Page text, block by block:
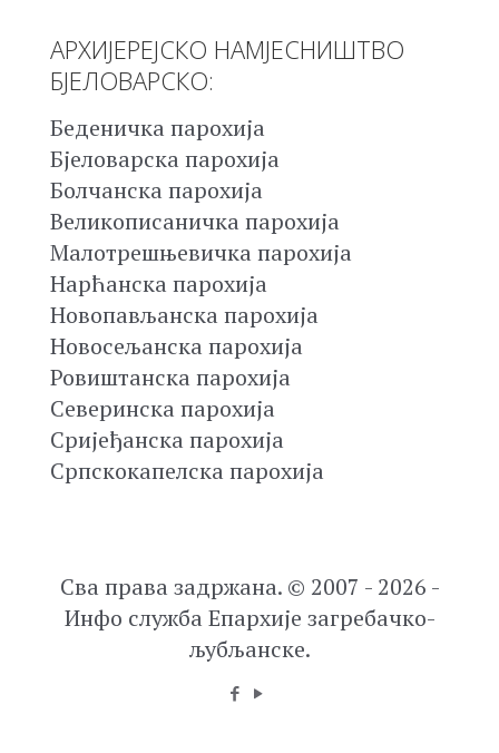
АРХИЈЕРЕЈСКО НАМЈЕСНИШТВО
БЈЕЛОВАРСКО:
Беденичка парохија
Бјеловарска парохија
Болчанска парохија
Великописаничка парохија
Малотрешњевичка парохија
Нарћанска парохија
Новопављанска парохија
Новосељанска парохија
Ровиштанска парохија
Северинска парохија
Сријеђанска парохија
Српскокапелска парохија
Сва права задржана. © 2007 - 2026 -
Инфо служба Епархије загребачко-
љубљанске.